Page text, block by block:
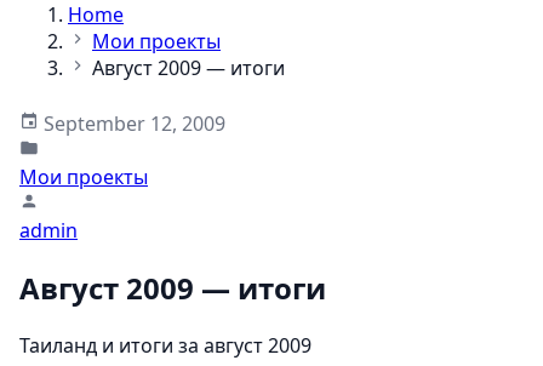
Home
Мои проекты
Август 2009 — итоги
September 12, 2009
Мои проекты
admin
Август 2009 — итоги
Таиланд и итоги за август 2009